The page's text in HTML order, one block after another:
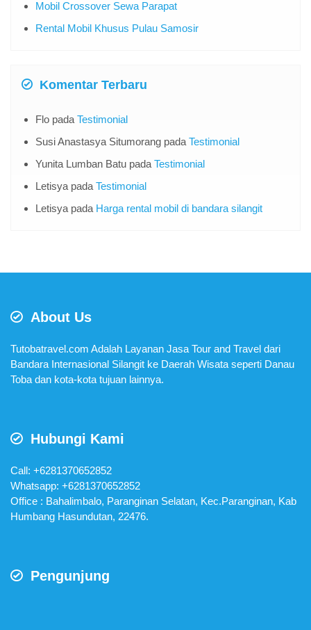
Mobil Crossover Sewa Parapat
Rental Mobil Khusus Pulau Samosir
Komentar Terbaru
Flo pada Testimonial
Susi Anastasya Situmorang pada Testimonial
Yunita Lumban Batu pada Testimonial
Letisya pada Testimonial
Letisya pada Harga rental mobil di bandara silangit
About Us
Tutobatravel.com Adalah Layanan Jasa Tour and Travel dari
Bandara Internasional Silangit ke Daerah Wisata seperti Danau
Toba dan kota-kota tujuan lainnya.
Hubungi Kami
Call: +6281370652852
Whatsapp: +6281370652852
Office : Bahalimbalo, Paranginan Selatan, Kec.Paranginan, Kab
Humbang Hasundutan, 22476.
Pengunjung